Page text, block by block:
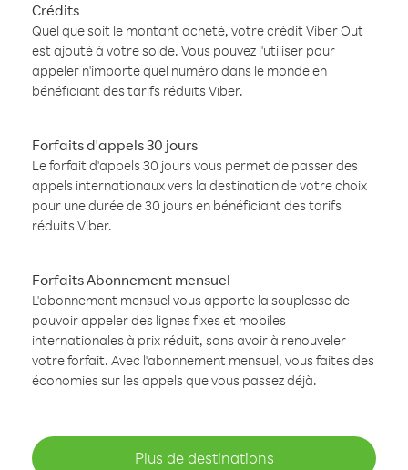
Crédits
Quel que soit le montant acheté, votre crédit Viber Out
est ajouté à votre solde. Vous pouvez l'utiliser pour
appeler n'importe quel numéro dans le monde en
bénéficiant des tarifs réduits Viber.
Forfaits d'appels 30 jours
Le forfait d'appels 30 jours vous permet de passer des
appels internationaux vers la destination de votre choix
pour une durée de 30 jours en bénéficiant des tarifs
réduits Viber.
Forfaits Abonnement mensuel
L'abonnement mensuel vous apporte la souplesse de
pouvoir appeler des lignes fixes et mobiles
internationales à prix réduit, sans avoir à renouveler
votre forfait. Avec l'abonnement mensuel, vous faites des
économies sur les appels que vous passez déjà.
Plus de destinations